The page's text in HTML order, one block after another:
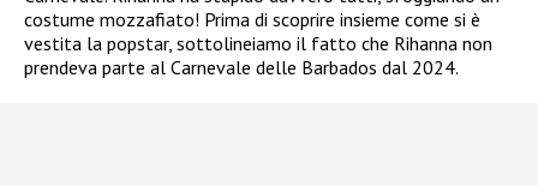
costume mozzafiato! Prima di scoprire insieme come si è
vestita la popstar, sottolineiamo il fatto che Rihanna non
prendeva parte al Carnevale delle Barbados dal 2024.